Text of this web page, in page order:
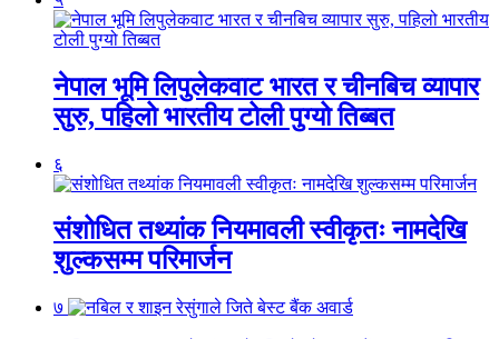
नेपाल भूमि लिपुलेकवाट भारत र चीनबिच व्यापार
सुरु, पहिलो भारतीय टोली पुग्यो तिब्बत
६
संशोधित तथ्यांक नियमावली स्वीकृतः नामदेखि
शुल्कसम्म परिमार्जन
७